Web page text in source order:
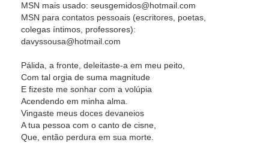
MSN mais usado: seusgemidos@hotmail.com
MSN para contatos pessoais (escritores, poetas,
colegas íntimos, professores):
davyssousa@hotmail.com
Pálida, a fronte, deleitaste-a em meu peito,
Com tal orgia de suma magnitude
E fizeste me sonhar com a volúpia
Acendendo em minha alma.
Vingaste meus doces devaneios
A tua pessoa com o canto de cisne,
Que, então perdura em sua morte.